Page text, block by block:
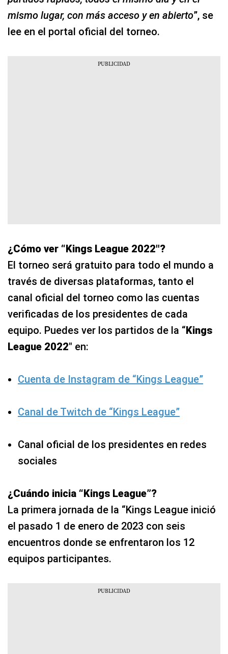
mismo lugar, con más acceso y en abierto”, se
lee en el portal oficial del torneo.
¿Cómo ver “Kings League 2022″?
El torneo será gratuito para todo el mundo a
través de diversas plataformas, tanto el
canal oficial del torneo como las cuentas
verificadas de los presidentes de cada
equipo. Puedes ver los partidos de la “Kings
League 2022″ en:
Cuenta de Instagram de “Kings League”
Canal de Twitch de “Kings League”
Canal oficial de los presidentes en redes
sociales
¿Cuándo inicia “Kings League”?
La primera jornada de la “Kings League inició
el pasado 1 de enero de 2023 con seis
encuentros donde se enfrentaron los 12
equipos participantes.